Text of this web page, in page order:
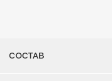
СОСТАВ